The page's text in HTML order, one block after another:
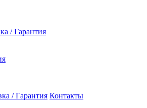
/ Гарантия
/ Гарантия Контакты